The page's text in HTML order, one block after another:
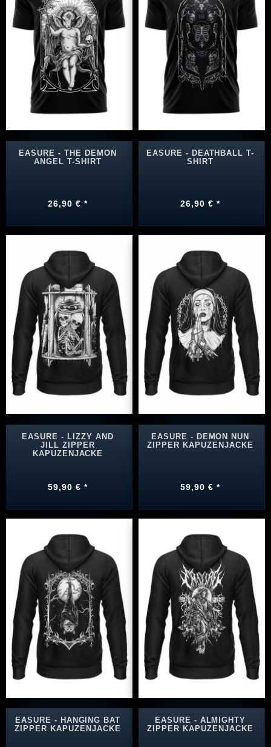
EASURE - THE DEMON
ANGEL T-SHIRT
26,90 € *
EASURE - DEATHBALL T-
SHIRT
26,90 € *
EASURE - LIZZY AND
JILL ZIPPER
KAPUZENJACKE
59,90 € *
EASURE - DEMON NUN
ZIPPER KAPUZENJACKE
59,90 € *
EASURE - HANGING BAT
ZIPPER KAPUZENJACKE
EASURE - ALMIGHTY
ZIPPER KAPUZENJACKE